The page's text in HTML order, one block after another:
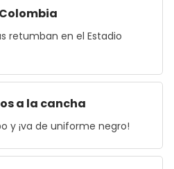
retumban en el Estadio
a la cancha
y ¡va de uniforme negro!